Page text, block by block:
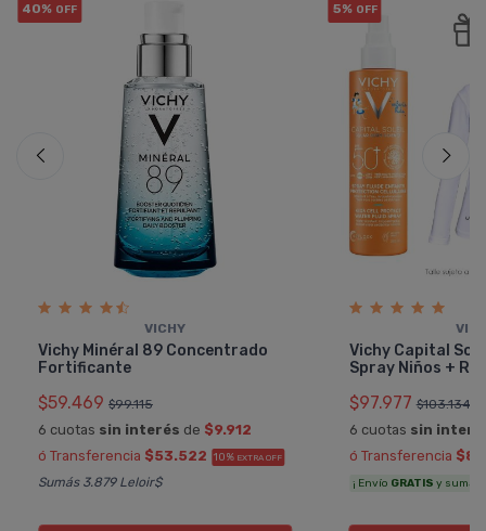
40% OFF
VICHY
Vichy Minéral 89 Concentrado
Fortificante
$59.469 $99.115
6 cuotas sin interés de $9.912
ó Transferencia $53.522 10% EXTRA OFF
Sumás 3.879 Leloir$
5% OFF
Vichy Capital
Spray Niños +
$97.977 $103.134
6 cuotas sin
ó Transferencia
¡ Envío GRATIS y sumás